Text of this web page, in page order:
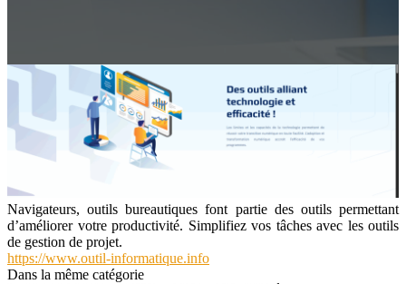
Navigateurs, outils bureautiques font partie des outils permettant
d’améliorer votre productivité. Simplifiez vos tâches avec les outils
de gestion de projet.
https://www.outil-informatique.info
Dans la même catégorie